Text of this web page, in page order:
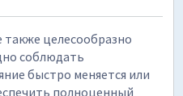
целесообразно
соблюдать
быстро меняется или
полноценный